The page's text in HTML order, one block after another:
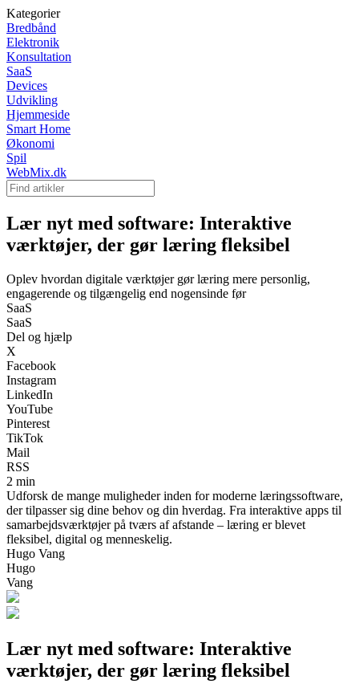
Kategorier
Bredbånd
Elektronik
Konsultation
SaaS
Devices
Udvikling
Hjemmeside
Smart Home
Økonomi
Spil
WebMix.dk
Lær nyt med software: Interaktive
værktøjer, der gør læring fleksibel
Oplev hvordan digitale værktøjer gør læring mere personlig,
engagerende og tilgængelig end nogensinde før
SaaS
SaaS
Del og hjælp
X
Facebook
Instagram
LinkedIn
YouTube
Pinterest
TikTok
Mail
RSS
2 min
Udforsk de mange muligheder inden for moderne læringssoftware,
der tilpasser sig dine behov og din hverdag. Fra interaktive apps til
samarbejdsværktøjer på tværs af afstande – læring er blevet
fleksibel, digital og menneskelig.
Hugo Vang
Hugo
Vang
Lær nyt med software: Interaktive
værktøjer, der gør læring fleksibel